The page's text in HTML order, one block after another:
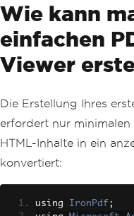
Wie kann
einfachen
Viewer
Die Erstellung Ihres
erfordert nur minimalen
HTML-Inhalte in ein
konvertiert:
using IronPdf ;